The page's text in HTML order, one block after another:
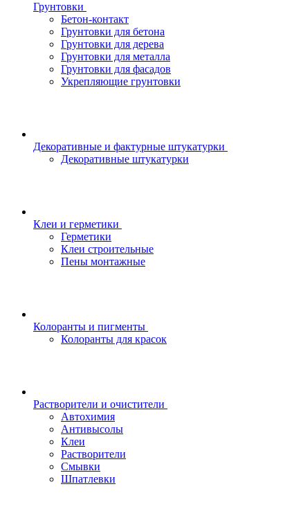
Грунтовки
Бетон-контакт
Грунтовки для бетона
Грунтовки для дерева
Грунтовки для металла
Грунтовки для фасадов
Укрепляющие грунтовки
Декоративные и фактурные штукатурки
Декоративные штукатурки
Клеи и герметики
Герметики
Клеи строительные
Пены монтажные
Колоранты и пигменты
Колоранты для красок
Растворители и очистители
Автохимия
Антивысолы
Клеи
Растворители
Смывки
Шпатлевки